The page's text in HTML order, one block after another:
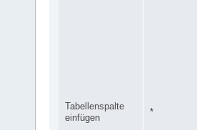
Tabellenspalte
einfügen
*